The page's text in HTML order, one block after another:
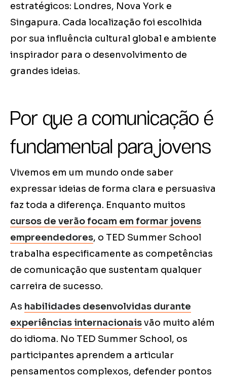
estratégicos: Londres, Nova York e
Singapura. Cada localização foi escolhida
por sua influência cultural global e ambiente
inspirador para o desenvolvimento de
grandes ideias.
Por que a comunicação é
fundamental para jovens
Vivemos em um mundo onde saber
expressar ideias de forma clara e persuasiva
faz toda a diferença. Enquanto muitos
cursos de verão focam em formar jovens
empreendedores, o TED Summer School
trabalha especificamente as competências
de comunicação que sustentam qualquer
carreira de sucesso.
As habilidades desenvolvidas durante
experiências internacionaisvão muito além
do idioma. No TED Summer School, os
participantes aprendem a articular
pensamentos complexos, defender pontos